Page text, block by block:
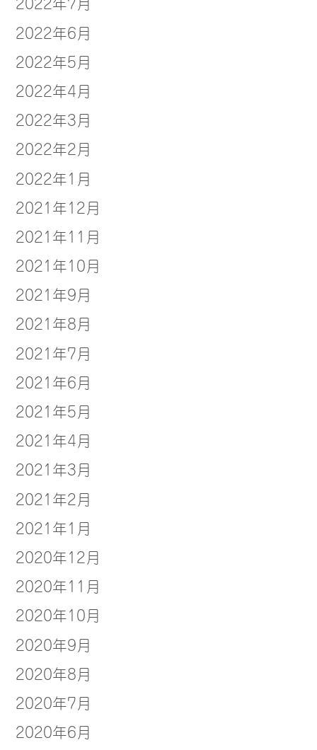
2022年6月
2022年5月
2022年4月
2022年3月
2022年2月
2022年1月
2021年12月
2021年11月
2021年10月
2021年9月
2021年8月
2021年7月
2021年6月
2021年5月
2021年4月
2021年3月
2021年2月
2021年1月
2020年12月
2020年11月
2020年10月
2020年9月
2020年8月
2020年7月
2020年6月